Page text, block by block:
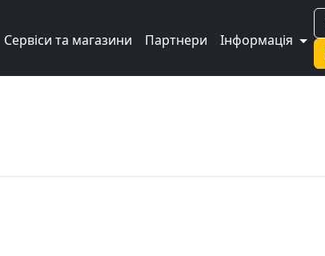
Сервіси та магазини Партнери Інформація